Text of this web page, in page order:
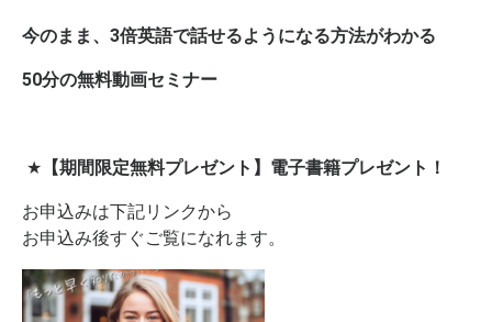
今のまま、3倍英語で話せるようになる方法がわかる
50分の無料動画セミナー
★ 【期間限定無料プレゼント】電子書籍プレゼント！
お申込みは下記リンクから
お申込み後すぐご覧になれます。